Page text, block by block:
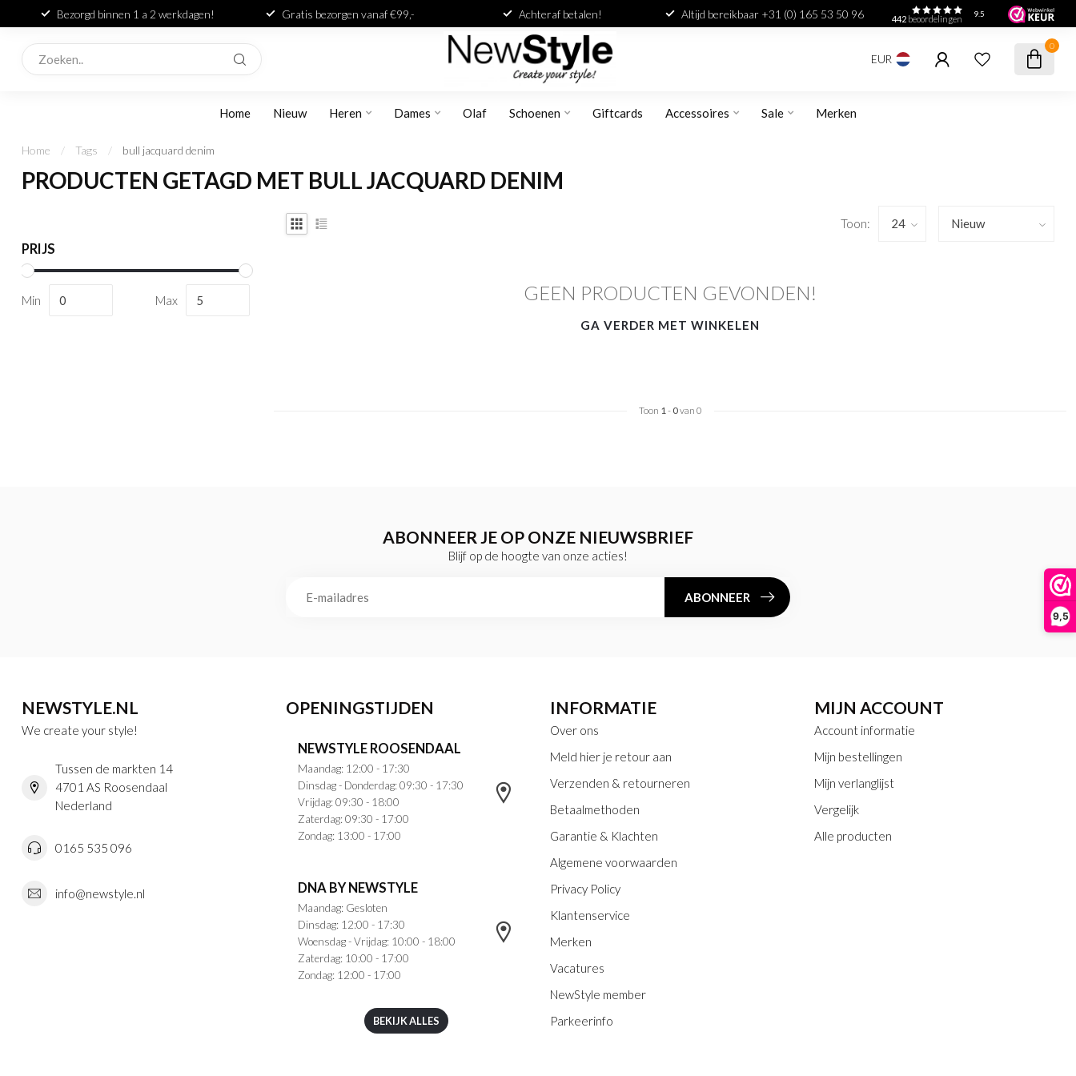
9,5
Bezorgd binnen 1 a 2 werkdagen! Gratis bezorgen vanaf €99,- Achteraf betalen! Altijd bereikbaar +31 (0) 165 53 50 96 442beoordelingen
9.5
EUR
0
Home Nieuw Heren Dames Olaf Schoenen Giftcards Accessoires Sale Merken
Home / Tags / bull jacquard denim
PRODUCTEN GETAGD MET BULL JACQUARD DENIM
PRIJS
Min Max
Toon:
GEEN PRODUCTEN GEVONDEN!
GA VERDER MET WINKELEN
Toon 1- 0van 0
ABONNEER JE OP ONZE NIEUWSBRIEF
Blijf op de hoogte van onze acties!
ABONNEER
NEWSTYLE.NL
We create your style!
Tussen de markten 14
4701 AS Roosendaal
Nederland
0165 535 096
info@newstyle.nl
OPENINGSTIJDEN
NEWSTYLE ROOSENDAAL
Maandag: 12:00 - 17:30
Dinsdag - Donderdag: 09:30 - 17:30
Vrijdag: 09:30 - 18:00
Zaterdag: 09:30 - 17:00
Zondag: 13:00 - 17:00
DNA BY NEWSTYLE
Maandag: Gesloten
Dinsdag: 12:00 - 17:30
Woensdag - Vrijdag: 10:00 - 18:00
Zaterdag: 10:00 - 17:00
Zondag: 12:00 - 17:00
BEKIJK ALLES
INFORMATIE
Over ons
Meld hier je retour aan
Verzenden & retourneren
Betaalmethoden
Garantie & Klachten
Algemene voorwaarden
Privacy Policy
Klantenservice
Merken
Vacatures
NewStyle member
Parkeerinfo
MIJN ACCOUNT
Account informatie
Mijn bestellingen
Mijn verlanglijst
Vergelijk
Alle producten